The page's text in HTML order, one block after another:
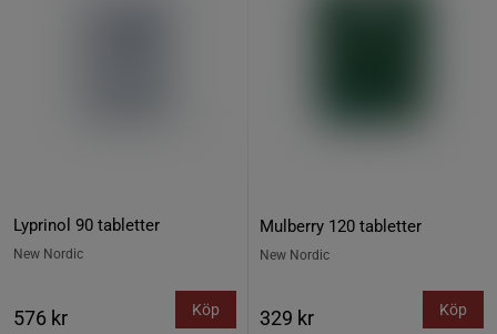
Lyprinol 90 tabletter
New Nordic
576 kr Köp
Mulberry 120 tabletter
New Nordic
329 kr Köp